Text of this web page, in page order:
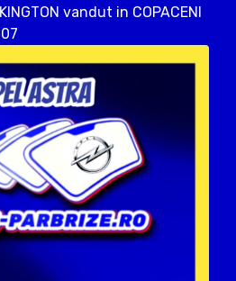
vandut in COPACENI